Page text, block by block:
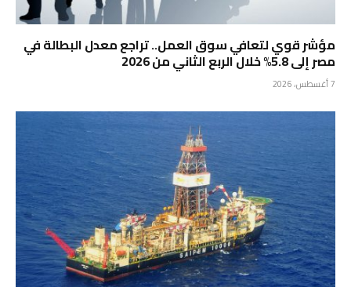
مؤشر قوي لتعافي سوق العمل.. تراجع معدل البطالة في
مصر إلى 5.8% خلال الربع الثاني من 2026
7 أغسطس، 2026